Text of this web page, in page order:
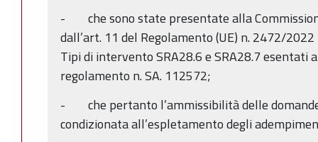
- che sono state presentate alla
dall’art. 11 del Regolamento (UE) n. 2472/
Tipi di intervento SRA28.6 e SRA28.7 esentati
regolamento n. SA. 112572;
- che pertanto l’ammissibilità delle
condizionata all’espletamento degli